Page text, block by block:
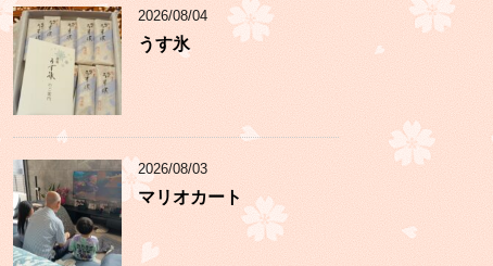
2026/08/04
うす氷
2026/08/03
マリオカート